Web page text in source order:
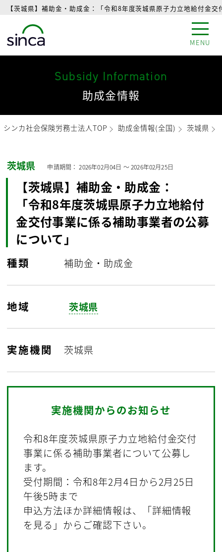
【茨城県】補助金・助成金：「令和8年度茨城県原子力立地給付金
MENU
Subsidy Information
助成金情報
シンカ社会保険労務士法人TOP 助成金情報(全国) 茨城県
茨城県 申請期間：2026年02月04日 〜2026年02月25日
【茨城県】補助金・助成金：
「令和8年度茨城県原子力立地給付
金交付事業に係る補助事業者の公募
について」
種類 補助金・助成金
地域 茨城県
実施機関 茨城県
実施機関からのお知らせ
令和8年度茨城県原子力立地給付金交付
事業に係る補助事業者について公募し
ます。
受付期間：令和8年2月4日から2月25日
午後5時まで
申込方法ほか詳細情報は、「詳細情報
を見る」からご確認下さい。